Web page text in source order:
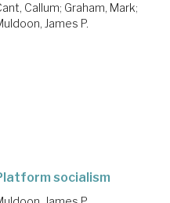
Callum; Graham, Mark;
James P.
socialism